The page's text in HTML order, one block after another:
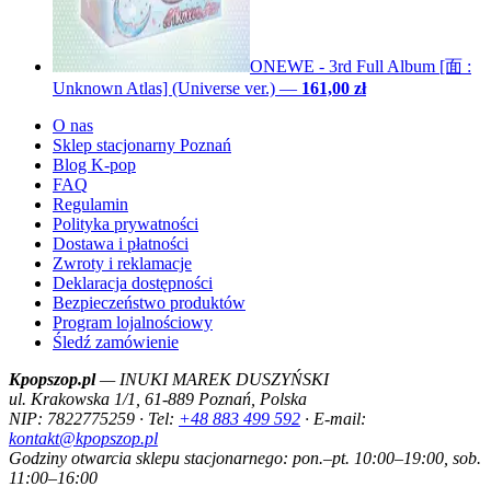
ONEWE - 3rd Full Album [面 :
Unknown Atlas] (Universe ver.) — 161,00 zł
O nas
Sklep stacjonarny Poznań
Blog K-pop
FAQ
Regulamin
Polityka prywatności
Dostawa i płatności
Zwroty i reklamacje
Deklaracja dostępności
Bezpieczeństwo produktów
Program lojalnościowy
Śledź zamówienie
Kpopszop.pl— INUKI MAREK DUSZYŃSKI
ul. Krakowska 1/1, 61-889 Poznań, Polska
NIP: 7822775259 · Tel: +48 883 499 592 · E-mail:
kontakt@kpopszop.pl
Godziny otwarcia sklepu stacjonarnego: pon.–pt. 10:00–19:00, sob.
11:00–16:00